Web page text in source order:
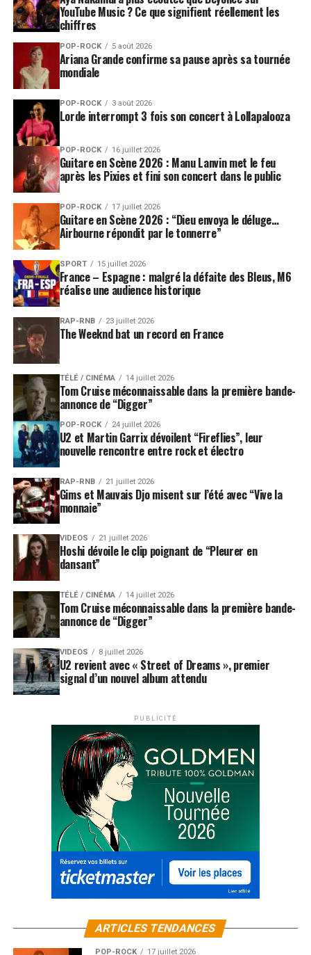
YouTube Music ? Ce que signifient réellement les
chiffres
POP-ROCK 5 août 2026
Ariana Grande confirme sa pause après sa tournée
mondiale
POP-ROCK 3 août 2026
Lorde interrompt 3 fois son concert à Lollapalooza
POP-ROCK 16 juillet 2026
Guitare en Scène 2026 : Manu Lanvin met le feu
après les Pixies et fini son concert dans le public
POP-ROCK 17 juillet 2026
Guitare en Scène 2026 : “Dieu envoya le déluge…
Airbourne répondit par le tonnerre”
SPORT 15 juillet 2026
France – Espagne : malgré la défaite des Bleus, M6
réalise une audience historique
RAP-RNB 23 juillet 2026
The Weeknd bat un record en France
TÉLÉ / CINÉMA 14 juillet 2026
Tom Cruise méconnaissable dans la première bande-
annonce de “Digger”
POP-ROCK 24 juillet 2026
U2 et Martin Garrix dévoilent “Fireflies”, leur
nouvelle rencontre entre rock et électro
RAP-RNB 21 juillet 2026
Gims et Mauvais Djo misent sur l’été avec “Vive la
monnaie”
VIDEOS 21 juillet 2026
Hoshi dévoile le clip poignant de “Pleurer en
dansant”
TÉLÉ / CINÉMA 14 juillet 2026
Tom Cruise méconnaissable dans la première bande-
annonce de “Digger”
VIDEOS 8 juillet 2026
U2 revient avec « Street of Dreams », premier
signal d’un nouvel album attendu
PUBLICITÉ
ARTICLES TENDANCES
POP-ROCK 17 juillet 2026